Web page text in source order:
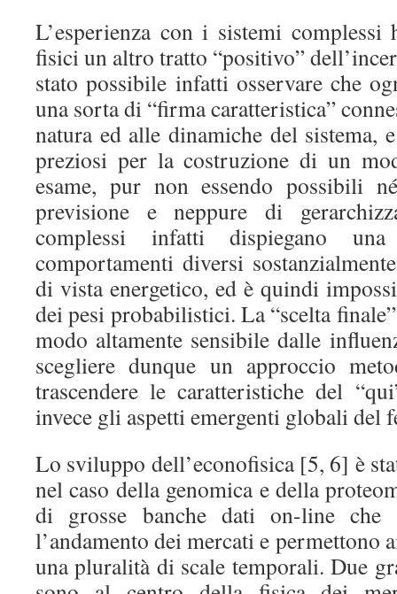
L’esperienza con i sistemi
fisici un altro tratto “positivo”
stato possibile infatti osservare che
una sorta di “firma caratteristica”
natura ed alle dinamiche del sistema,
preziosi per la costruzione di un
esame, pur non essendo possibili
previsione e neppure di
complessi infatti dispiegano
comportamenti diversi
di vista energetico, ed è quindi
dei pesi probabilistici. La “scelta
modo altamente sensibile dalle
scegliere dunque un approccio
trascendere le caratteristiche del
invece gli aspetti emergenti globali del
Lo sviluppo dell’econofisica [5, 6] è
nel caso della genomica e della
di grosse banche dati on-line che
l’andamento dei mercati e permettono
una pluralità di scale temporali. Due